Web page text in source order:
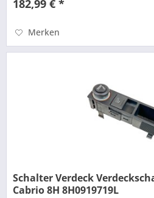
182,99 € *
Merken
Schalter Verdeck
Cabrio 8H 8H0919719L